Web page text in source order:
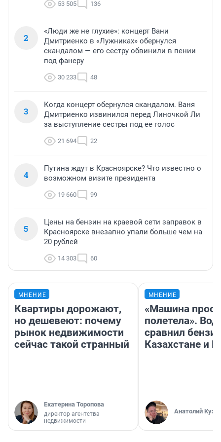
53 505 136
2
«Люди же не глухие»: концерт Вани
Дмитриенко в «Лужниках» обернулся
скандалом — его сестру обвинили в пении
под фанеру
30 233 48
3
Когда концерт обернулся скандалом. Ваня
Дмитриенко извинился перед Линочкой Ли
за выступление сестры под ее голос
21 694 22
4
Путина ждут в Красноярске? Что известно о
возможном визите президента
19 660 99
5
Цены на бензин на краевой сети заправок в
Красноярске внезапно упали больше чем на
20 рублей
14 303 60
МНЕНИЕ
Квартиры дорожают,
но дешевеют: почему
рынок недвижимости
сейчас такой странный
Екатерина Торопова
директор агентства
недвижимости
МНЕНИЕ
«Машина
полетела».
сравнил
Казахстане и
Анатолий